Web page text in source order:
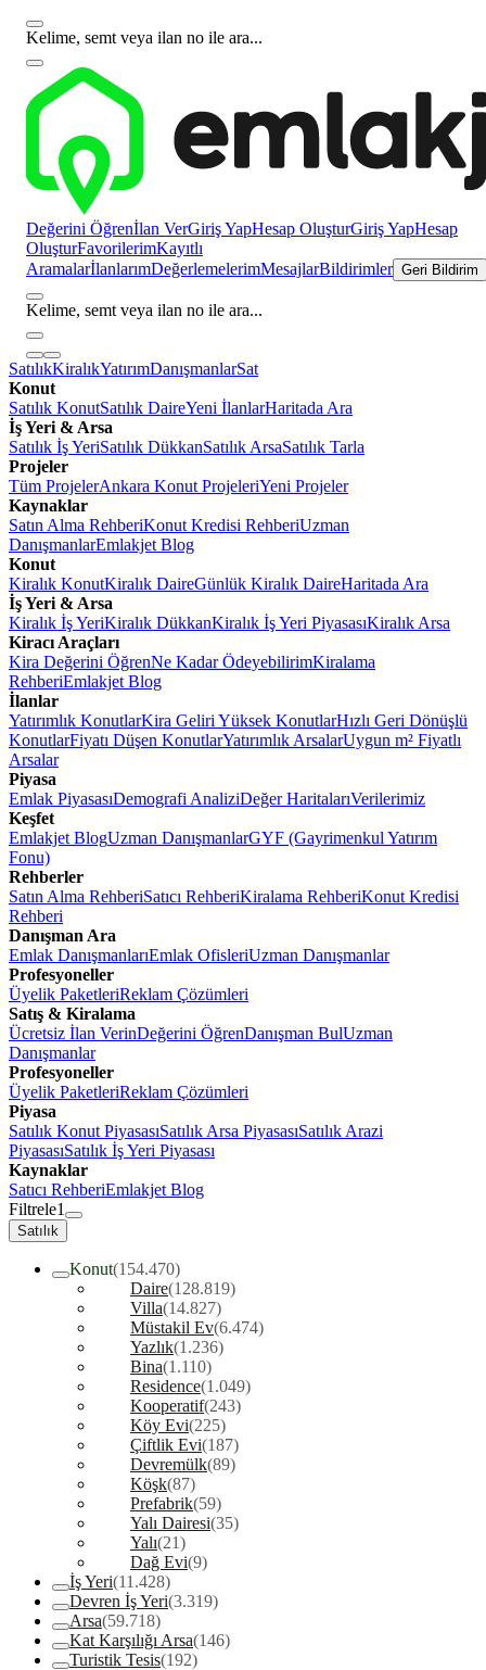
Kelime, semt veya ilan no ile ara...
Değerini Öğrenİlan VerGiriş YapHesap OluşturGiriş YapHesap
OluşturFavorilerimKayıtlı
AramalarİlanlarımDeğerlemelerimMesajlarBildirimler Geri Bildirim
Kelime, semt veya ilan no ile ara...
SatılıkKiralıkYatırımDanışmanlarSat
Konut
Satılık KonutSatılık DaireYeni İlanlarHaritada Ara
İş Yeri & Arsa
Satılık İş YeriSatılık DükkanSatılık ArsaSatılık Tarla
Projeler
Tüm ProjelerAnkara Konut ProjeleriYeni Projeler
Kaynaklar
Satın Alma RehberiKonut Kredisi RehberiUzman
DanışmanlarEmlakjet Blog
Konut
Kiralık KonutKiralık DaireGünlük Kiralık DaireHaritada Ara
İş Yeri & Arsa
Kiralık İş YeriKiralık DükkanKiralık İş Yeri PiyasasıKiralık Arsa
Kiracı Araçları
Kira Değerini ÖğrenNe Kadar ÖdeyebilirimKiralama
RehberiEmlakjet Blog
İlanlar
Yatırımlık KonutlarKira Geliri Yüksek KonutlarHızlı Geri Dönüşlü
KonutlarFiyatı Düşen KonutlarYatırımlık ArsalarUygun m² Fiyatlı
Arsalar
Piyasa
Emlak PiyasasıDemografi AnaliziDeğer HaritalarıVerilerimiz
Keşfet
Emlakjet BlogUzman DanışmanlarGYF (Gayrimenkul Yatırım
Fonu)
Rehberler
Satın Alma RehberiSatıcı RehberiKiralama RehberiKonut Kredisi
Rehberi
Danışman Ara
Emlak DanışmanlarıEmlak OfisleriUzman Danışmanlar
Profesyoneller
Üyelik PaketleriReklam Çözümleri
Satış & Kiralama
Ücretsiz İlan VerinDeğerini ÖğrenDanışman BulUzman
Danışmanlar
Profesyoneller
Üyelik PaketleriReklam Çözümleri
Piyasa
Satılık Konut PiyasasıSatılık Arsa PiyasasıSatılık Arazi
PiyasasıSatılık İş Yeri Piyasası
Kaynaklar
Satıcı RehberiEmlakjet Blog
Filtrele1
Satılık
Konut(154.470)
Daire(128.819)
Villa(14.827)
Müstakil Ev(6.474)
Yazlık(1.236)
Bina(1.110)
Residence(1.049)
Kooperatif(243)
Köy Evi(225)
Çiftlik Evi(187)
Devremülk(89)
Köşk(87)
Prefabrik(59)
Yalı Dairesi(35)
Yalı(21)
Dağ Evi(9)
İş Yeri(11.428)
Devren İş Yeri(3.319)
Arsa(59.718)
Kat Karşılığı Arsa(146)
Turistik Tesis(192)